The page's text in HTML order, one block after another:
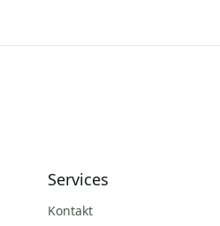
Services
Kontakt